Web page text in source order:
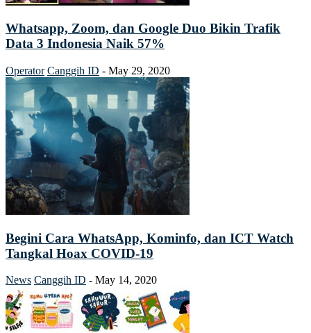
Whatsapp, Zoom, dan Google Duo Bikin Trafik
Data 3 Indonesia Naik 57%
Operator Canggih ID - May 29, 2020
Begini Cara WhatsApp, Kominfo, dan ICT Watch
Tangkal Hoax COVID-19
News Canggih ID - May 14, 2020